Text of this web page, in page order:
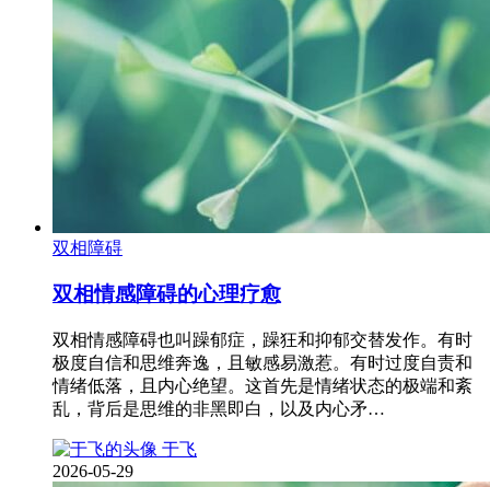
双相障碍
双相情感障碍的心理疗愈
双相情感障碍也叫躁郁症，躁狂和抑郁交替发作。有时
极度自信和思维奔逸，且敏感易激惹。有时过度自责和
情绪低落，且内心绝望。这首先是情绪状态的极端和紊
乱，背后是思维的非黑即白，以及内心矛…
于飞
2026-05-29